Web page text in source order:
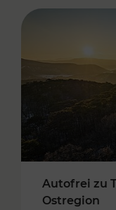
Autofrei zu
Ostregion